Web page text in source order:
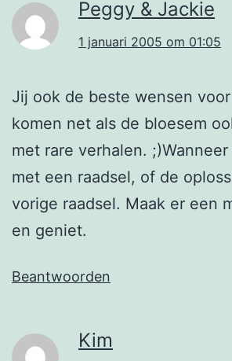
Peggy & Jackie
1 januari 2005 om 01:05
Jij ook de beste wensen
komen net als de bloesem
met rare verhalen.
met een raadsel, of de
vorige raadsel. Maak er een
en geniet.
Beantwoorden
Kim